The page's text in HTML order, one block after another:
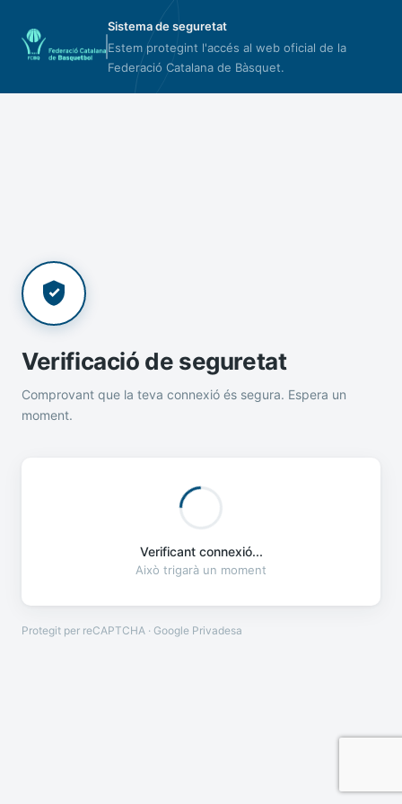
Sistema de seguretat
Estem protegint l'accés al web oficial de la
Federació Catalana de Bàsquet.
Verificació de seguretat
Comprovant que la teva connexió és segura. Espera un
moment.
Verificant connexió...
Això trigarà un moment
Protegit per reCAPTCHA · Google Privadesa